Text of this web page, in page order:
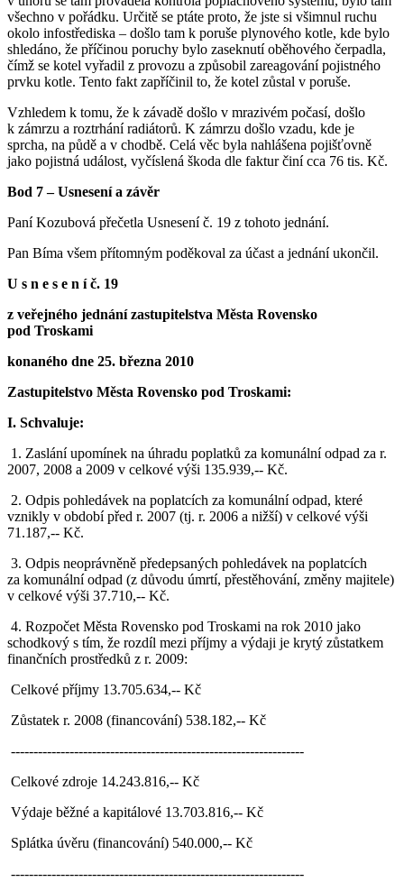
všechno v pořádku. Určitě se ptáte proto, že jste si všimnul ruchu
okolo infostřediska – došlo tam k poruše plynového kotle, kde bylo
shledáno, že příčinou poruchy bylo zaseknutí oběhového čerpadla,
čímž se kotel vyřadil z provozu a způsobil zareagování pojistného
prvku kotle. Tento fakt zapříčinil to, že kotel zůstal v poruše.
Vzhledem k tomu, že k závadě došlo v mrazivém počasí, došlo
k zámrzu a roztrhání radiátorů. K zámrzu došlo vzadu, kde je
sprcha, na půdě a v chodbě. Celá věc byla nahlášena pojišťovně
jako pojistná událost, vyčíslená škoda dle faktur činí cca 76 tis. Kč.
Bod 7 – Usnesení a závěr
Paní Kozubová přečetla Usnesení č. 19 z tohoto jednání.
Pan Bíma všem přítomným poděkoval za účast a jednání ukončil.
U s n e s e n í č. 19
z veřejného jednání zastupitelstva Města Rovensko
pod Troskami
konaného dne 25. března 2010
Zastupitelstvo Města Rovensko pod Troskami:
I. Schvaluje:
1. Zaslání upomínek na úhradu poplatků za komunální odpad za r.
2007, 2008 a 2009 v celkové výši 135.939,-- Kč.
2. Odpis pohledávek na poplatcích za komunální odpad, které
vznikly v období před r. 2007 (tj. r. 2006 a nižší) v celkové výši
71.187,-- Kč.
3. Odpis neoprávněně předepsaných pohledávek na poplatcích
za komunální odpad (z důvodu úmrtí, přestěhování, změny majitele)
v celkové výši 37.710,-- Kč.
4. Rozpočet Města Rovensko pod Troskami na rok 2010 jako
schodkový s tím, že rozdíl mezi příjmy a výdaji je krytý zůstatkem
finančních prostředků z r. 2009:
Celkové příjmy 13.705.634,-- Kč
Zůstatek r. 2008 (financování) 538.182,-- Kč
-----------------------------------------------------------------
Celkové zdroje 14.243.816,-- Kč
Výdaje běžné a kapitálové 13.703.816,-- Kč
Splátka úvěru (financování) 540.000,-- Kč
-----------------------------------------------------------------